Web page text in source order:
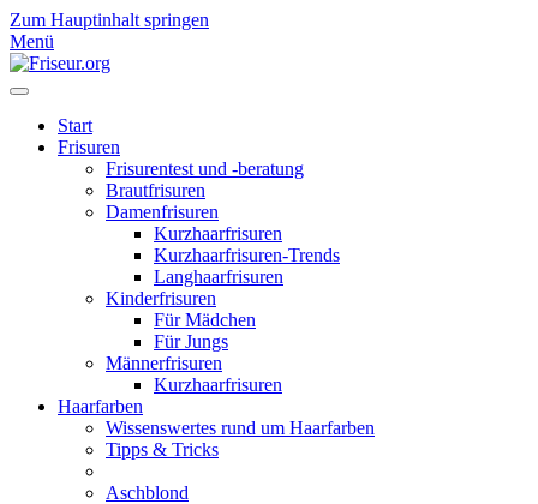
Zum Hauptinhalt springen
Menü
Start
Frisuren
Frisurentest und -beratung
Brautfrisuren
Damenfrisuren
Kurzhaarfrisuren
Kurzhaarfrisuren-Trends
Langhaarfrisuren
Kinderfrisuren
Für Mädchen
Für Jungs
Männerfrisuren
Kurzhaarfrisuren
Haarfarben
Wissenswertes rund um Haarfarben
Tipps & Tricks
Aschblond